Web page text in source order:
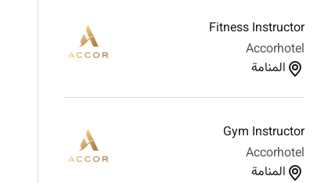
Fitness Instructor
Accorhotel
المنامة
Gym Instructor
Accorhotel
المنامة